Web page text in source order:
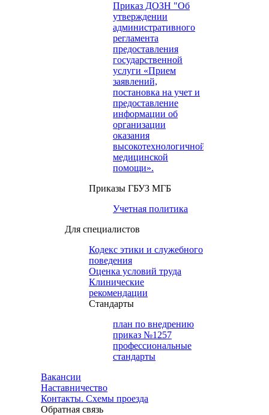
Приказ ДОЗН "Об
утверждении
административного
регламента
предоставления
государственной
услуги «Прием
заявлений,
постановка на учет и
предоставление
информации об
организации
оказания
высокотехнологичной
медицинской
помощи».
Приказы ГБУЗ МГБ
Учетная политика
Для специалистов
Кодекс этики и служебного
поведения
Оценка условий труда
Клинические
рекомендации
Cтандарты
план по внедрению
приказ №1257
профессиональные
стандарты
Вакансии
Наставничество
Контакты. Схемы проезда
Обратная связь